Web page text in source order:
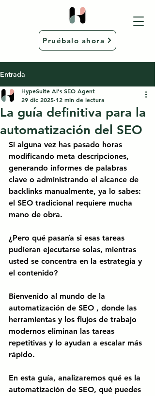
Pruébalo ahora
Entrada
La guía definitiva para la
automatización del SEO
HypeSuite AI's SEO Agent
29 dic 2025 12 min de lectura
Si alguna vez has pasado horas
modificando meta descripciones,
generando informes de palabras
clave o administrando el alcance de
backlinks manualmente, ya lo sabes:
el SEO tradicional requiere mucha
mano de obra.
¿Pero qué pasaría si esas tareas
pudieran ejecutarse solas, mientras
usted se concentra en la estrategia y
el contenido?
Bienvenido al mundo de la
automatización de SEO , donde las
herramientas y los flujos de trabajo
modernos eliminan las tareas
repetitivas y lo ayudan a escalar más
rápido.
En esta guía, analizaremos qué es la
automatización de SEO, qué puedes